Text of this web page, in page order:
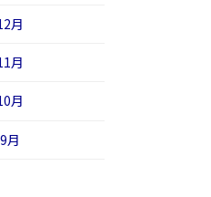
月
月
月
月